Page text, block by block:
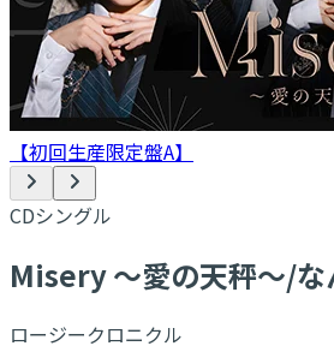
【初回生産限定盤A】
CDシングル
Misery ～愛の天秤～/な
ロージークロニクル